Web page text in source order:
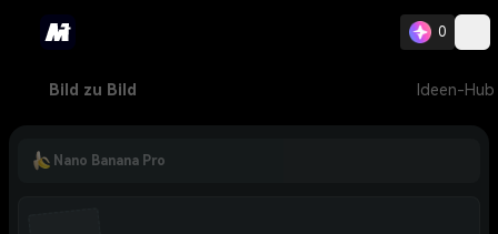
0
Bild zu Bild Ideen-Hub
Nano Banana Pro